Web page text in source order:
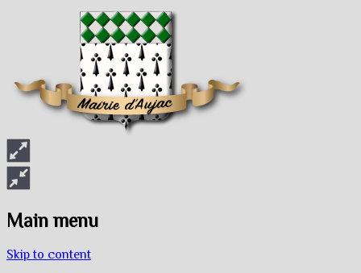
Main menu
Skip to content